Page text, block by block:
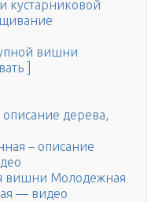
кустарниковой
вишни
]
дерева,
– описание
вишни Молодежная
— видео